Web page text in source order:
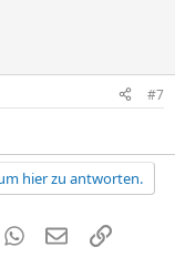
#7
hier zu antworten.
WhatsApp
E-MailLink